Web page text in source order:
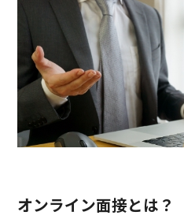
オンライン面接とは？